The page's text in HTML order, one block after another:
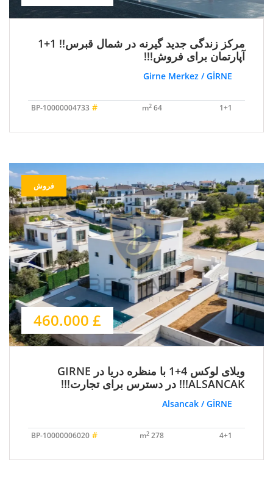
مرکز زندگی جدید گیرنه در شمال قبرس!! 1+1
آپارتمان برای فروش!!!
1+1
64 m
2
#
BP-10000004733
فروش
£ 460.000
ویلای لوکس 4+1 با منظره دریا در GIRNE
ALSANCAK!!! در دسترس برای تجارت!!!
4+1
278 m
2
#
BP-10000006020